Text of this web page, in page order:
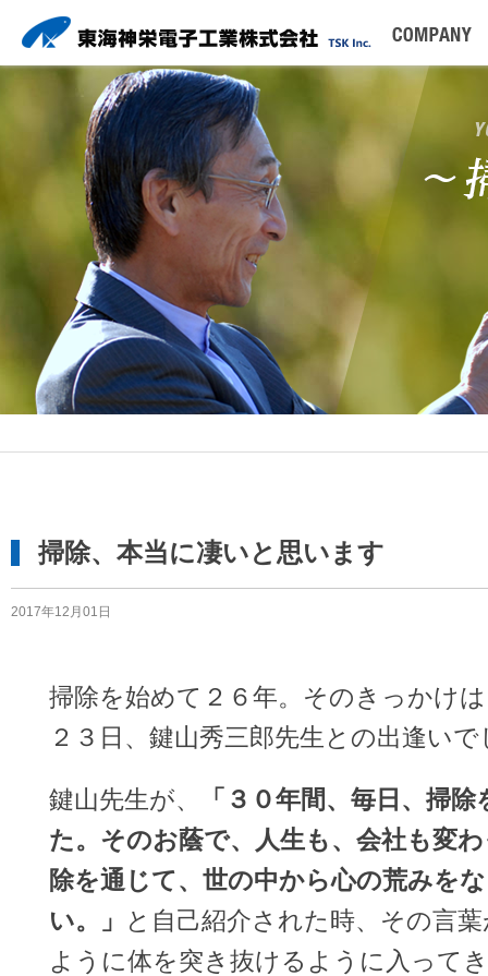
掃除、本当に凄いと思います
2017年12月01日
掃除を始めて２６年。そのきっかけ
２３日、鍵山秀三郎先生との出逢いで
鍵山先生が、
「３０年間、毎日、掃
た。そのお蔭で、人生も、会社も変
除を通じて、世の中から心の荒みを
い。」
と自己紹介された時、その言
ように体を突き抜けるように入って